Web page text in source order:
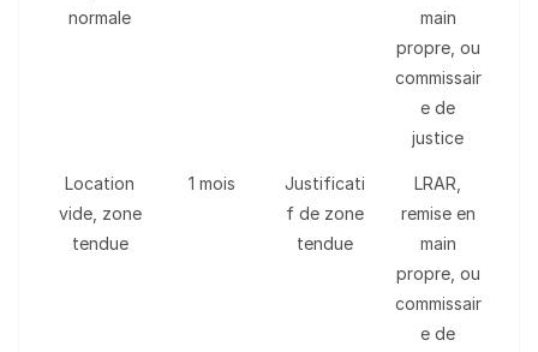
normale
main
propre, ou
commissair
e de
justice
Location
vide, zone
tendue
1 mois
Justificati
f de zone
tendue
LRAR,
remise en
main
propre, ou
commissair
e de